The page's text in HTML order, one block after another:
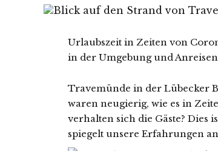
Urlaubszeit in Zeiten von
in der Umgebung und
Travemünde in der Lübecker
waren neugierig, wie es in
verhalten sich die Gäste?
spiegelt unsere Erfahrungen